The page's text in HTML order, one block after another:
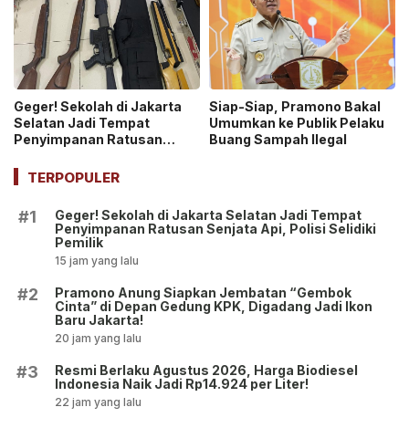
Geger! Sekolah di Jakarta
Selatan Jadi Tempat
Penyimpanan Ratusan
Pemilik
Siap-Siap, Pramono Bakal
Umumkan ke Publik Pelaku
Buang Sampah Ilegal
TERPOPULER
#1
Geger! Sekolah di Jakarta Selatan Jadi Tempat
Penyimpanan Ratusan Senjata Api, Polisi Selidiki
Pemilik
15 jam yang lalu
#2
Pramono Anung Siapkan Jembatan “Gembok
Cinta” di Depan Gedung KPK, Digadang Jadi Ikon
Baru Jakarta!
20 jam yang lalu
#3
Resmi Berlaku Agustus 2026, Harga Biodiesel
Indonesia Naik Jadi Rp14.924 per Liter!
22 jam yang lalu